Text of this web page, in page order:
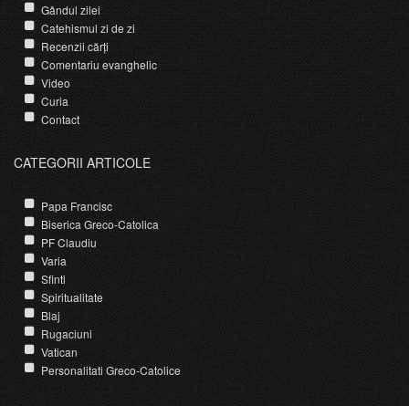
Gândul zilei
Catehismul zi de zi
Recenzii cărți
Comentariu evanghelic
Video
Curia
Contact
CATEGORII ARTICOLE
Papa Francisc
Biserica Greco-Catolica
PF Claudiu
Varia
Sfinti
Spiritualitate
Blaj
Rugaciuni
Vatican
Personalitati Greco-Catolice